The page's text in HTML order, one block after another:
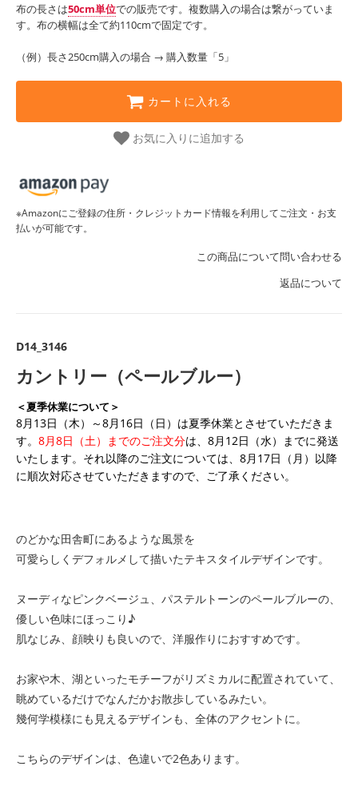
布の長さは50cm単位での販売です。複数購入の場合は繋がっていま
す。布の横幅は全て約110cmで固定です。
（例）長さ250cm購入の場合 → 購入数量「5」
カートに入れる
お気に入りに追加する
※Amazonにご登録の住所・クレジットカード情報を利用してご注文・お支
払いが可能です。
この商品について問い合わせる
返品について
D14_3146
カントリー（ペールブルー）
＜夏季休業について＞
8月13日（木）～8月16日（日）は夏季休業とさせていただきま
す。 8月8日（土）までのご注文分は、8月12日（水）までに発送
いたします。それ以降のご注文については、8月17日（月）以降
に順次対応させていただきますので、ご了承ください。
のどかな田舎町にあるような風景を
可愛らしくデフォルメして描いたテキスタイルデザインです。
ヌーディなピンクベージュ、パステルトーンのペールブルーの、
優しい色味にほっこり♪
肌なじみ、顔映りも良いので、洋服作りにおすすめです。
お家や木、湖といったモチーフがリズミカルに配置されていて、
眺めているだけでなんだかお散歩しているみたい。
幾何学模様にも見えるデザインも、全体のアクセントに。
こちらのデザインは、色違いで2色あります。